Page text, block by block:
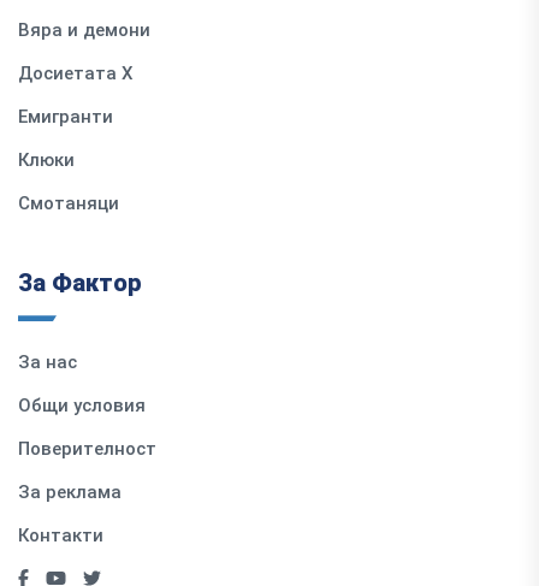
Вяра и демони
Досиетата Х
Емигранти
Клюки
Смотаняци
За Фактор
За нас
Общи условия
Поверителност
За реклама
Контакти